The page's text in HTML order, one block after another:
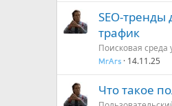
SEO-тренды
трафик
Поисковая
MrArs 14.11.25
Что такое